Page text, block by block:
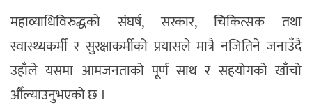
महाव्याधिविरुद्धको संघर्ष, सरकार, चिकित्सक तथा
स्वास्थ्यकर्मी र सुरक्षाकर्मीको प्रयासले मात्रै नजितिने जनाउँदै
उहाँले यसमा आमजनताको पूर्ण साथ र सहयोगको खाँचो
औँल्याउनुभएको छ ।